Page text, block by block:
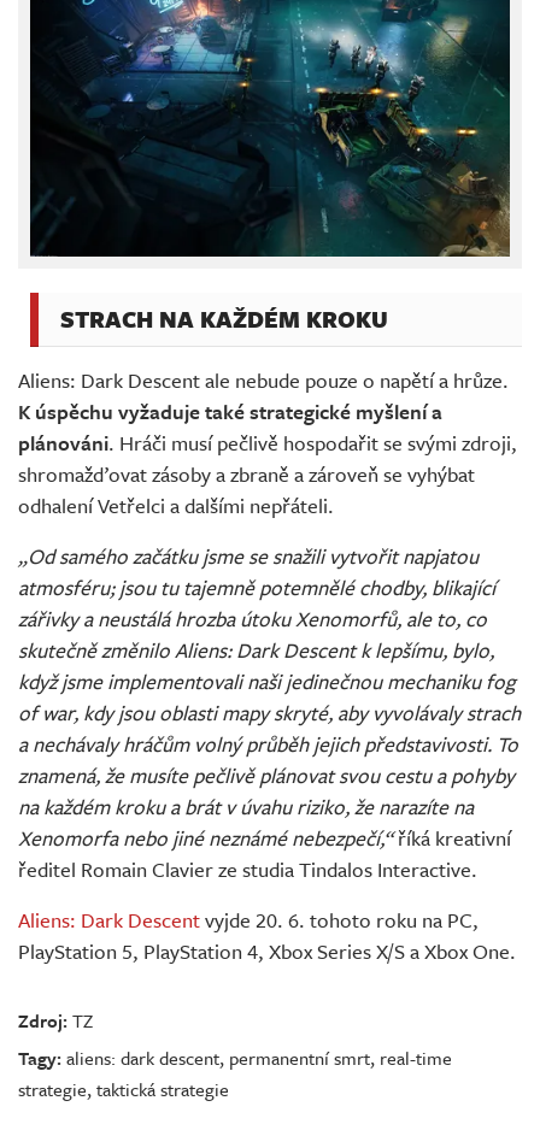
STRACH NA KAŽDÉM KROKU
Aliens: Dark Descent ale nebude pouze o napětí a hrůze.
K úspěchu vyžaduje také strategické myšlení a
plánováni. Hráči musí pečlivě hospodařit se svými zdroji,
shromažďovat zásoby a zbraně a zároveň se vyhýbat
odhalení Vetřelci a dalšími nepřáteli.
„Od samého začátku jsme se snažili vytvořit napjatou
atmosféru; jsou tu tajemně potemnělé chodby, blikající
zářivky a neustálá hrozba útoku Xenomorfů, ale to, co
skutečně změnilo Aliens: Dark Descent k lepšímu, bylo,
když jsme implementovali naši jedinečnou mechaniku fog
of war, kdy jsou oblasti mapy skryté, aby vyvolávaly strach
a nechávaly hráčům volný průběh jejich představivosti. To
znamená, že musíte pečlivě plánovat svou cestu a pohyby
na každém kroku a brát v úvahu riziko, že narazíte na
Xenomorfa nebo jiné neznámé nebezpečí,“říká kreativní
ředitel Romain Clavier ze studia Tindalos Interactive.
Aliens: Dark Descentvyjde 20. 6. tohoto roku na PC,
PlayStation 5, PlayStation 4, Xbox Series X/S a Xbox One.
Zdroj:TZ
Tagy:aliens: dark descent, permanentní smrt, real-time
strategie,taktická strategie